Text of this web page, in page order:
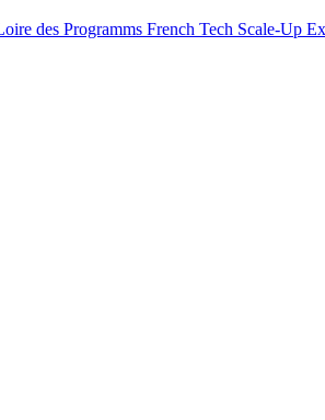
des Programms French Tech Scale-Up